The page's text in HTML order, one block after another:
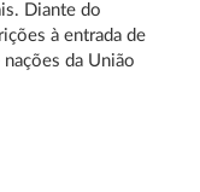
Diante do
à entrada de
da União